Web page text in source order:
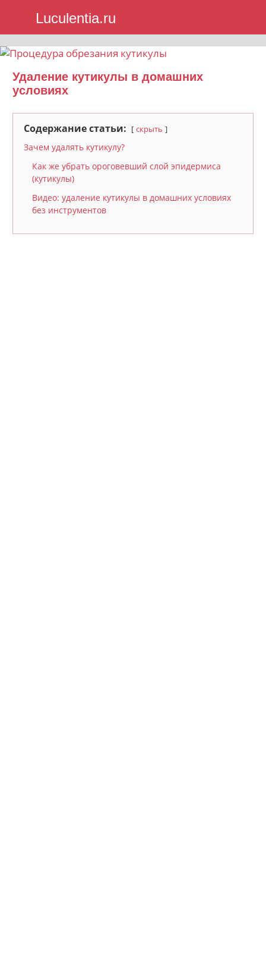
content
Luculentia.ru
Удаление кутикулы в домашних
условиях
Содержание статьи: скрыть
Зачем удалять кутикулу?
Как же убрать ороговевший слой эпидермиса
(кутикулы)
Видео: удаление кутикулы в домашних условиях
без инструментов